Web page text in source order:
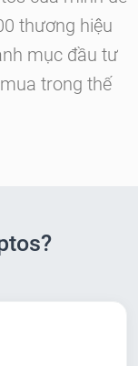
thương hiệu
mục đầu tư
trong thế